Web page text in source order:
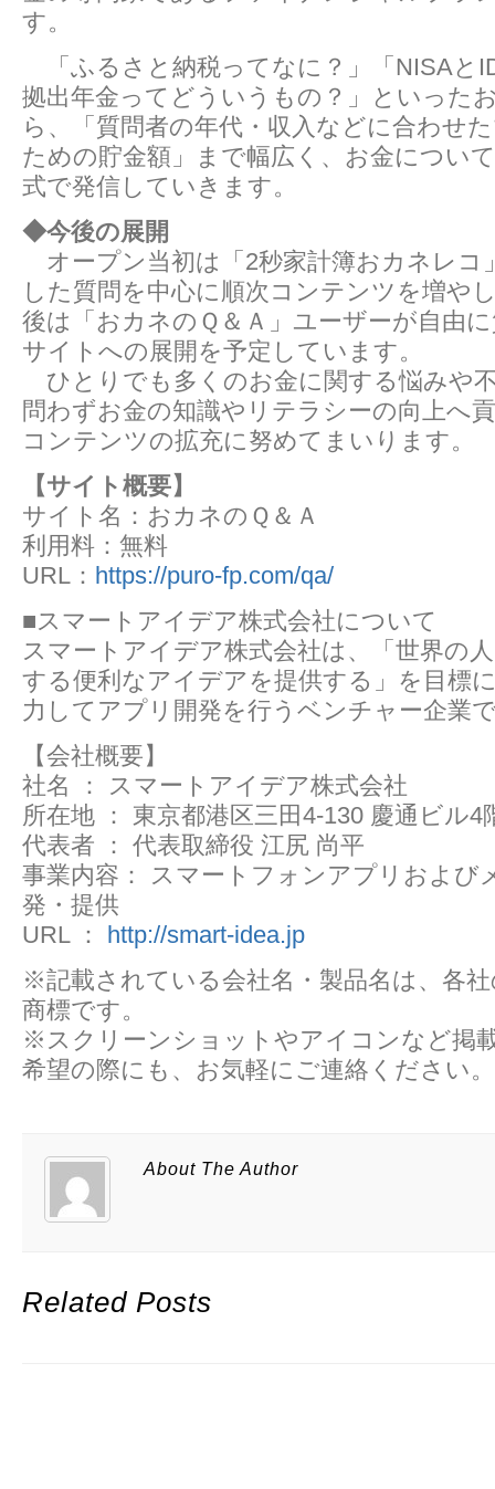
す。
「ふるさと納税ってなに？」「NISAと
拠出年金ってどういうもの？」といった
ら、「質問者の年代・収入などに合わせ
ための貯金額」まで幅広く、お金につい
式で発信していきます。
◆今後の展開
オープン当初は「2秒家計簿おカネレコ
した質問を中心に順次コンテンツを増や
後は「おカネのＱ＆Ａ」ユーザーが自由
サイトへの展開を予定しています。
ひとりでも多くのお金に関する悩みや
問わずお金の知識やリテラシーの向上へ
コンテンツの拡充に努めてまいります。
【サイト概要】
サイト名：おカネのＱ＆Ａ
利用料：無料
URL： https://puro-fp.com/qa/
■スマートアイデア株式会社について
スマートアイデア株式会社は、「世界の
する便利なアイデアを提供する」を目標
力してアプリ開発を行うベンチャー企業
【会社概要】
社名 ： スマートアイデア株式会社
所在地 ： 東京都港区三田4-130 慶通ビル4
代表者 ： 代表取締役 江尻 尚平
事業内容： スマートフォンアプリおよび
発・提供
URL ： http://smart-idea.jp
※記載されている会社名・製品名は、各
商標です。
※スクリーンショットやアイコンなど掲
希望の際にも、お気軽にご連絡ください。
About The Author
Related Posts